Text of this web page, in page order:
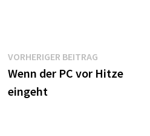
Beitragsnavigation
VORHERIGER BEITRAGVorheriger
Beitrag:
Wenn der PC vor Hitze
eingeht